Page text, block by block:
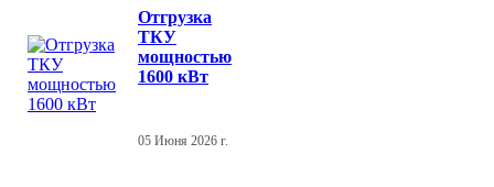
Отгрузка
ТКУ
мощностью
1600 кВт
05 Июня 2026 г.